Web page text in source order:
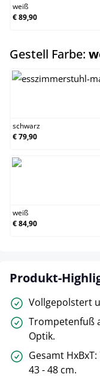
weiß
€ 89,90
Gestell Farbe:
schwarz
€ 79,90
weiß
€ 84,90
Produkt-
Vollgepolstert
Trompetenfuß
Optik.
Gesamt
43 - 48 cm.